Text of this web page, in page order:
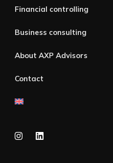
Financial controlling
Business consulting
About AXP Advisors
Contact